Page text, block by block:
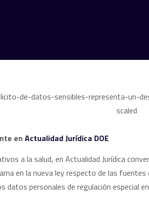
en Actualidad Jurídica DOE
a la salud, en Actualidad Jurídica
en la nueva ley respecto de las
datos personales de regulación especial